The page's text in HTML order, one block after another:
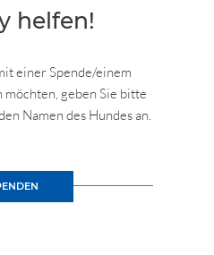
helfen!
einer Spende/einem
geben Sie bitte
Namen des Hundes an.